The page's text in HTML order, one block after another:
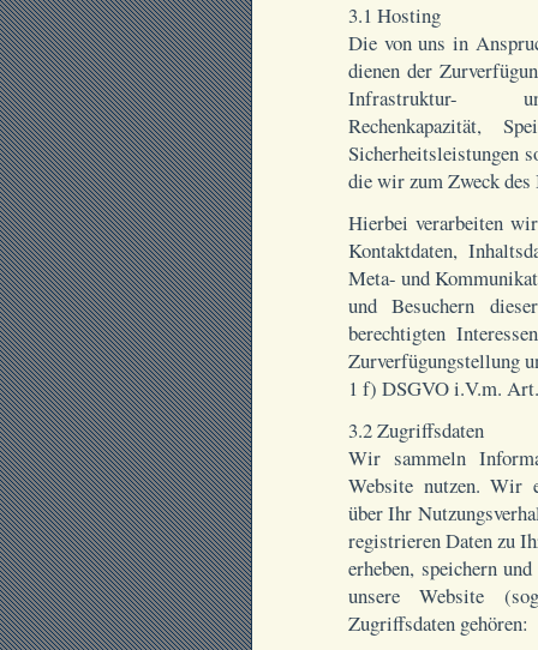
3.1 Hosting
Die von uns in
dienen der
Infrastruktur-
Rechenkapazität,
Sicherheitsleistungen
die wir zum Zweck des
Hierbei verarbeiten
Kontaktdaten,
Meta- und
und Besuchern
berechtigten
Zurverfügungstellung
1 f) DSGVO i.V.m.
3.2 Zugriffsdaten
Wir sammeln
Website nutzen. Wir
über Ihr
registrieren Daten zu
erheben, speichern
unsere Website
Zugriffsdaten gehören: